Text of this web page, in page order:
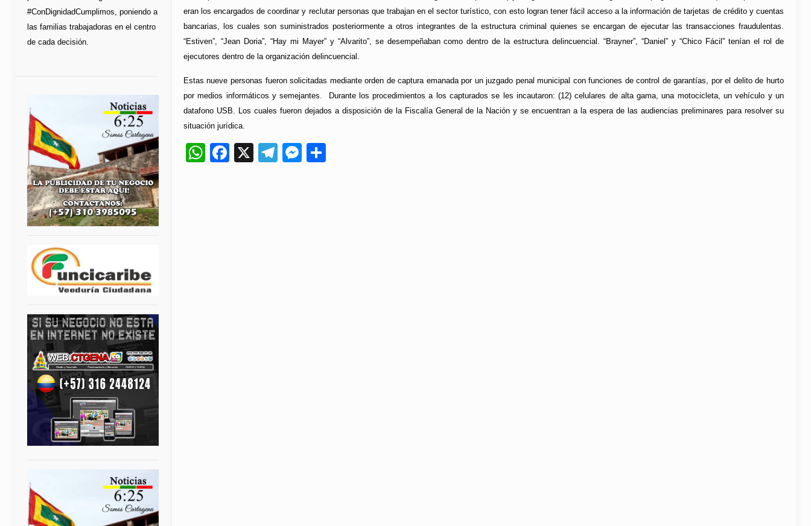
eran los encargados de coordinar y reclutar personas que trabajan en el sector turístico, con esto logran tener fácil acceso a la información de tarjetas de crédito y cuentas
bancarias, los cuales son suministrados posteriormente a otros integrantes de la estructura criminal quienes se encargan de ejecutar las transacciones fraudulentas.
“Estiven”, “Jean Doria”, “Hay mi Mayer” y “Alvarito”, se desempeñaban como dentro de la estructura delincuencial. “Brayner”, “Daniel” y “Chico Fácil” tenían el rol de
ejecutores dentro de la organización delincuencial.
Estas nueve personas fueron solicitadas mediante orden de captura emanada por un juzgado penal municipal con funciones de control de garantías, por el delito de hurto
por medios informáticos y semejantes. Durante los procedimientos a los capturados se les incautaron: (12) celulares de alta gama, una motocicleta, un vehículo y un
datafono USB. Los cuales fueron dejados a disposición de la Fiscalía General de la Nación y se encuentran a la espera de las audiencias preliminares para resolver su
situación jurídica.
WhatsApp
Facebook
X Telegram
Messenger
#ConDignidadCumplimos, poniendo a
las familias trabajadoras en el centro
de cada decisión.